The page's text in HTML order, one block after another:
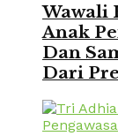
Wawali
Anak
Dan
Dari